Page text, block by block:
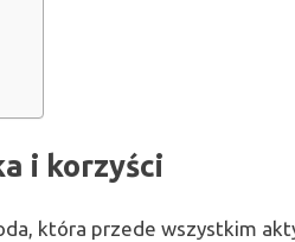
i korzyści
która przede wszystkim